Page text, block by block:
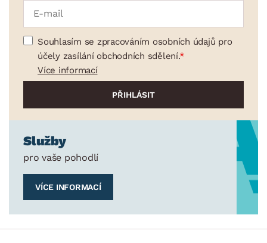
Souhlasím se zpracováním osobních údajů pro
účely zasílání obchodních sdělení.
Více informací
Služby
pro vaše pohodlí
VÍCE INFORMACÍ